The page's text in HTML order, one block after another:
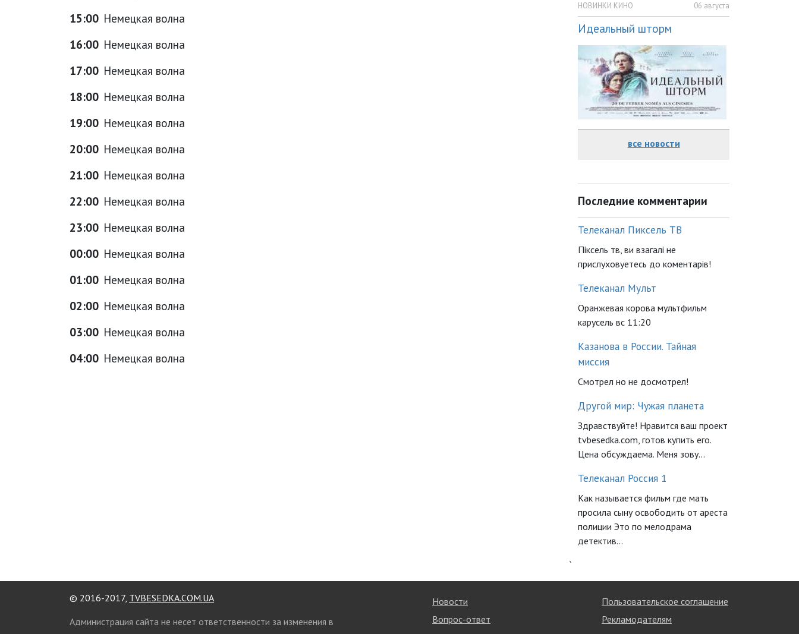
15:00 Немецкая волна
16:00 Немецкая волна
17:00 Немецкая волна
18:00 Немецкая волна
19:00 Немецкая волна
20:00 Немецкая волна
21:00 Немецкая волна
22:00 Немецкая волна
23:00 Немецкая волна
00:00 Немецкая волна
01:00 Немецкая волна
02:00 Немецкая волна
03:00 Немецкая волна
04:00 Немецкая волна
НОВИНКИ КИНО 06 августа
Идеальный шторм
все новости
Последние комментарии
Телеканал Пиксель ТВ
Піксель тв, ви взагалі не
прислуховуетесь до коментарів!
Телеканал Мульт
Оранжевая корова мультфильм
карусель вс 11:20
Казанова в России. Тайная
миссия
Смотрел но не досмотрел!
Другой мир: Чужая планета
Здравствуйте! Нравится ваш проект
tvbesedka.com, готов купить его.
Цена обсуждаема. Меня зову...
Телеканал Россия 1
Как называется фильм где мать
просила сыну освободить от ареста
полиции Это по мелодрама
детектив...
`
© 2016-2017, TVBESEDKA.COM.UA
Администрация сайта не несет ответственности за изменения в
Новости
Вопрос-ответ
Пользовательское соглашение
Рекламодателям